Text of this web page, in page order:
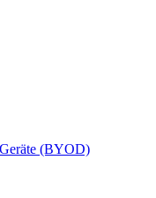
(BYOD)